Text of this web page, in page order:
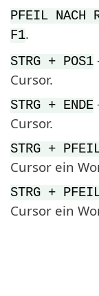
PFEIL NACH
F1.
STRG + POS1
Cursor.
STRG + ENDE
Cursor.
STRG +
Cursor ein
STRG +
Cursor ein